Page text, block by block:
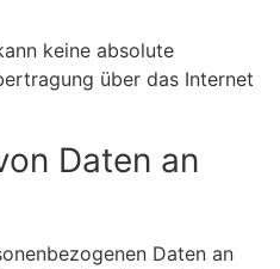
keine absolute
über das Internet
Daten an
Daten an